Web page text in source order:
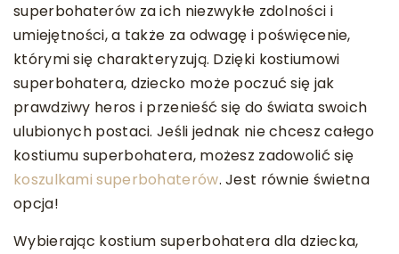
superbohaterów za ich niezwykłe zdolności i
umiejętności, a także za odwagę i poświęcenie,
którymi się charakteryzują. Dzięki kostiumowi
superbohatera, dziecko może poczuć się jak
prawdziwy heros i przenieść się do świata swoich
ulubionych postaci. Jeśli jednak nie chcesz całego
kostiumu superbohatera, możesz zadowolić się
koszulkami superbohaterów. Jest równie świetna
opcja!
Wybierając kostium superbohatera dla dziecka,